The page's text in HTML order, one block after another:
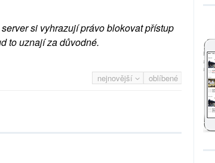
si vyhrazují právo blokovat přístup
to uznají za důvodné.
nejnovější oblíbené